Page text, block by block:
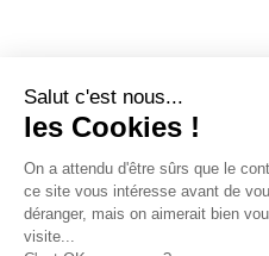
Suivez-nous
Voir toutes les actualités
Salut c'est nous...
les Cookies !
On a attendu d'être sûrs que le
ce site vous intéresse avant de
déranger, mais on aimerait bien
visite...